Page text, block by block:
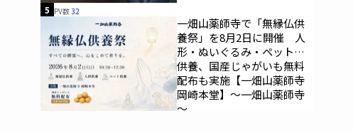
5 PV数32
一畑山薬師寺で「無縁仏供
養祭」を8月2日に開催 人
形・ぬいぐるみ・ペットの
供養、国産じゃがいも無料
配布も実施【一畑山薬師寺
岡崎本堂】～一畑山薬師寺
～